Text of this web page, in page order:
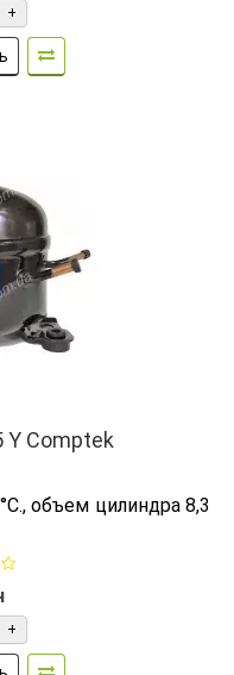
+
Y Comptek
объем цилиндра 8,3
+